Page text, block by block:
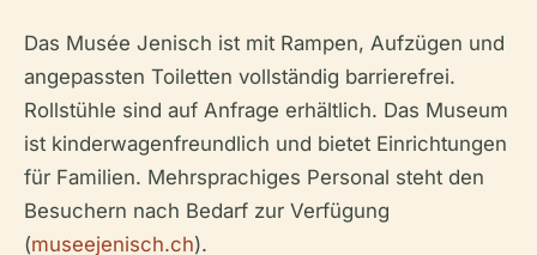
Das Musée Jenisch ist mit Rampen, Aufzügen und
angepassten Toiletten vollständig barrierefrei.
Rollstühle sind auf Anfrage erhältlich. Das Museum
ist kinderwagenfreundlich und bietet Einrichtungen
für Familien. Mehrsprachiges Personal steht den
Besuchern nach Bedarf zur Verfügung
(museejenisch.ch).